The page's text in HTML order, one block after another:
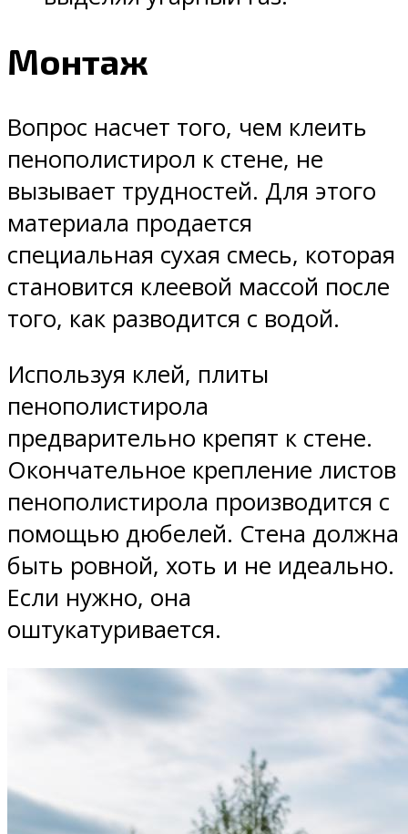
Монтаж
Вопрос насчет того, чем клеить
пенополистирол к стене, не
вызывает трудностей. Для этого
материала продается
специальная сухая смесь, которая
становится клеевой массой после
того, как разводится с водой.
Используя клей, плиты
пенополистирола
предварительно крепят к стене.
Окончательное крепление листов
пенополистирола производится с
помощью дюбелей. Стена должна
быть ровной, хоть и не идеально.
Если нужно, она
оштукатуривается.